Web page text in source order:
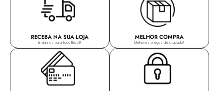
RECEBA NA SUA LOJA
Enviamos para todo Brasil!
MELHOR COMPRA
Melhores preços de atacado!